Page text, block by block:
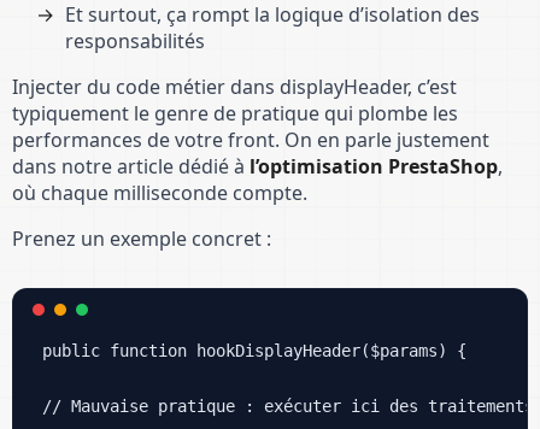
Et surtout, ça rompt la logique d’isolation des
responsabilités
Injecter du code métier dans displayHeader, c’est
typiquement le genre de pratique qui plombe les
performances de votre front. On en parle justement
dans notre article dédié à l’optimisation PrestaShop,
où chaque milliseconde compte.
Prenez un exemple concret :
public function hookDisplayHeader($params) {
// Mauvaise pratique : exécuter ici des traitements